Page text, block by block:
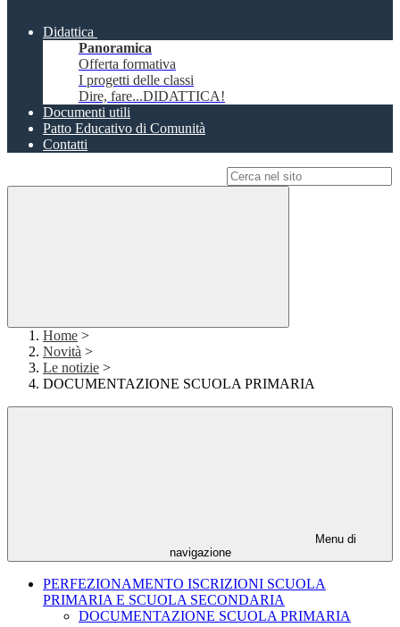
Didattica
Panoramica
Offerta formativa
I progetti delle classi
Dire, fare...DIDATTICA!
Documenti utili
Patto Educativo di Comunità
Contatti
Home >
Novità >
Le notizie >
DOCUMENTAZIONE SCUOLA PRIMARIA
Menu di
navigazione
PERFEZIONAMENTO ISCRIZIONI SCUOLA
PRIMARIA E SCUOLA SECONDARIA
DOCUMENTAZIONE SCUOLA PRIMARIA